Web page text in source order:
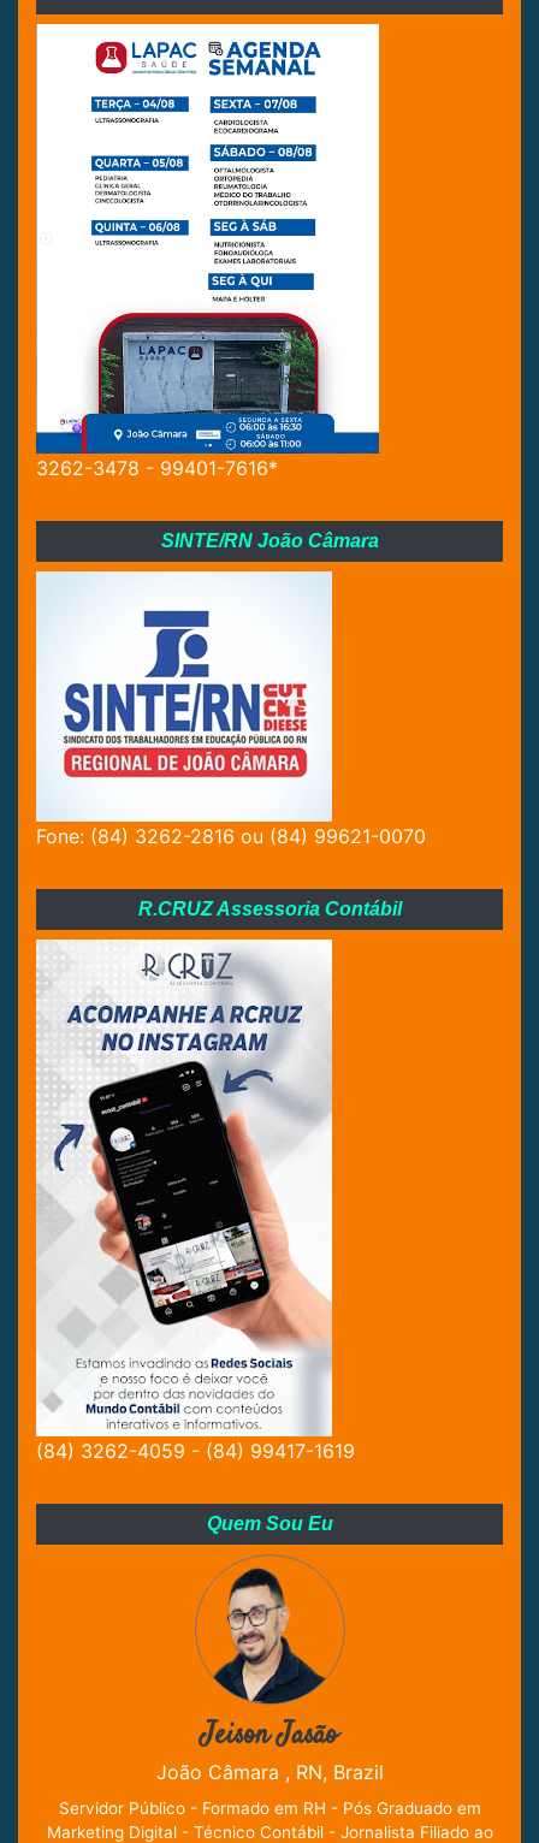
3262-3478 - 99401-7616*
SINTE/RN João Câmara
Fone: (84) 3262-2816 ou (84) 99621-0070
R.CRUZ Assessoria Contábil
(84) 3262-4059 - (84) 99417-1619
Quem Sou Eu
Jeison Jasão
João Câmara , RN, Brazil
Servidor Público - Formado em RH - Pós Graduado em
Marketing Digital - Técnico Contábil - Jornalista Filiado ao